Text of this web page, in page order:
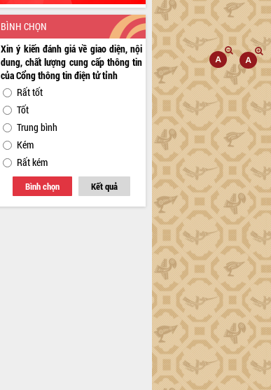
BÌNH CHỌN
Xin ý kiến đánh giá về giao diện, nội
dung, chất lượng cung cấp thông tin
của Cổng thông tin điện tử tỉnh
Rất tốt
Tốt
Trung bình
Kém
Rất kém
Bình chọn Kết quả